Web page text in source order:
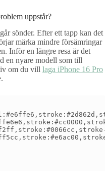
uppstår?
sönder. Efter ett tapp kan det
märka mindre försämringar
Inför en längre resa är det
en nyare modell som till
om du vill laga iPhone 16 Pro